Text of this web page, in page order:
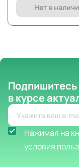
Нет в
в курсе
Нажимая на
условия